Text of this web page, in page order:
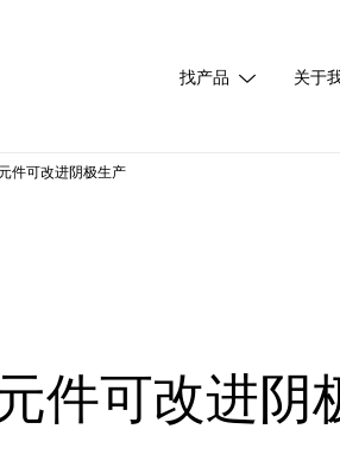
找产品 关于
件可改进阴极生产
件可改进阴